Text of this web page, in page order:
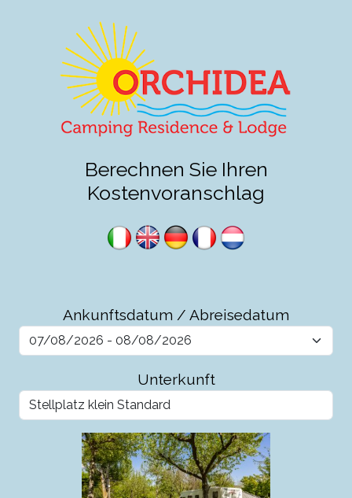
Berechnen Sie Ihren
Kostenvoranschlag
Ankunftsdatum / Abreisedatum
Unterkunft